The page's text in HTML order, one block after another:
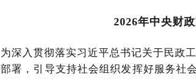
2026年中央财
为深入贯彻落实习近平总书记关于民政
部署，引导支持社会组织发挥好服务社